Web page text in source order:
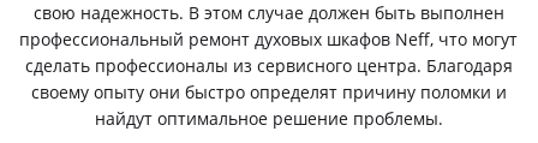
свою надежность. В этом случае должен быть выполнен
профессиональный ремонт духовых шкафов Neff, что могут
сделать профессионалы из сервисного центра. Благодаря
своему опыту они быстро определят причину поломки и
найдут оптимальное решение проблемы.